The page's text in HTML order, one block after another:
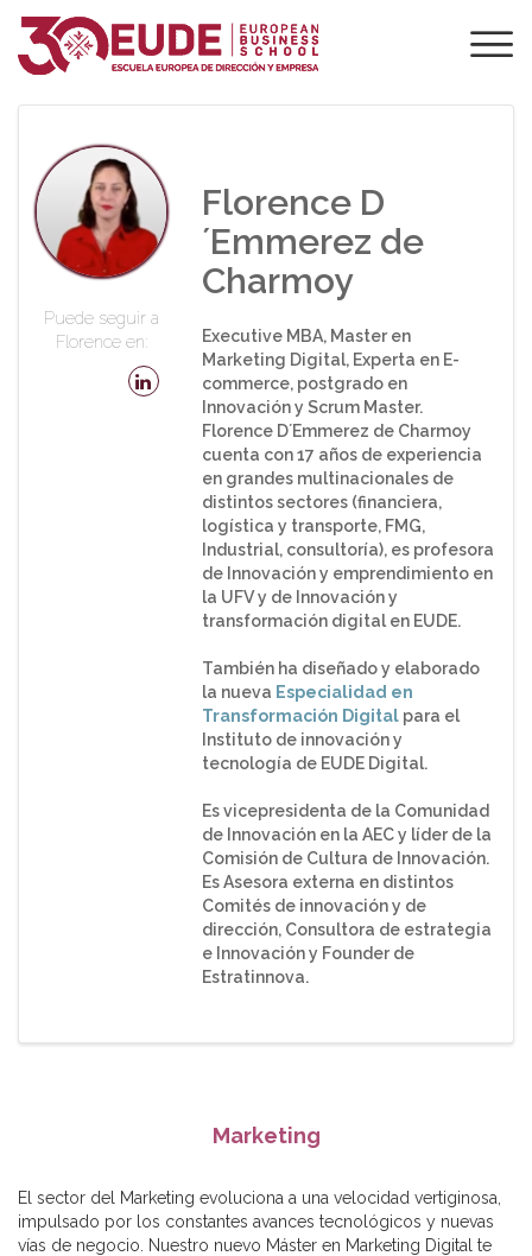
PROFESORADO DE
EUDE
Puede seguir a
Florence en:
Florence D
´Emmerez de
Charmoy
Executive MBA, Master en
Marketing Digital, Experta en E-
commerce, postgrado en
Innovación y Scrum Master.
Florence D´Emmerez de Charmoy
cuenta con 17 años de experiencia
en grandes multinacionales de
distintos sectores (financiera,
logística y transporte, FMG,
Industrial, consultoría), es profesora
de Innovación y emprendimiento en
la UFV y de Innovación y
transformación digital en EUDE.
También ha diseñado y elaborado
la nueva Especialidad en
Transformación Digital para el
Instituto de innovación y
tecnología de EUDE Digital.
Es vicepresidenta de la Comunidad
de Innovación en la AEC y líder de la
Comisión de Cultura de Innovación.
Es Asesora externa en distintos
Comités de innovación y de
dirección, Consultora de estrategia
e Innovación y Founder de
Estratinnova.
Marketing
El sector del Marketing evoluciona a una velocidad vertiginosa,
impulsado por los constantes avances tecnológicos y nuevas
vías de negocio. Nuestro nuevo Máster en Marketing Digital te